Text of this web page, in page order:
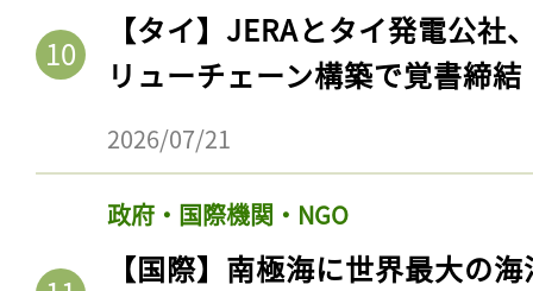
【タイ】JERAとタイ発電公社
リューチェーン構築で覚書締結
2026/07/21
政府・国際機関・NGO
【国際】南極海に世界最大の